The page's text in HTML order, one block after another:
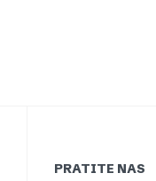
PRATITE NAS